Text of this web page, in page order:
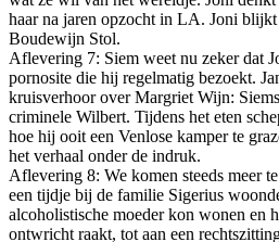
haar na jaren opzocht in LA. Joni
Boudewijn Stol.
Aflevering 7: Siem weet nu zeker dat
pornosite die hij regelmatig bezoekt.
kruisverhoor over Margriet Wijn:
criminele Wilbert. Tijdens het eten
hoe hij ooit een Venlose kamper te
het verhaal onder de indruk.
Aflevering 8: We komen steeds meer
een tijdje bij de familie Sigerius
alcoholistische moeder kon wonen en
ontwricht raakt, tot aan een